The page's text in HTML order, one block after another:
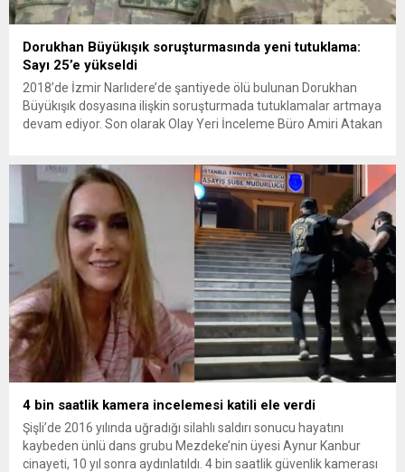
Dorukhan Büyükışık soruşturmasında yeni tutuklama:
Sayı 25’e yükseldi
2018’de İzmir Narlıdere’de şantiyede ölü bulunan Dorukhan
Büyükışık dosyasına ilişkin soruşturmada tutuklamalar artmaya
devam ediyor. Son olarak Olay Yeri İnceleme Büro Amiri Atakan
bulunan Dorukhan Büyükışık’a ilişkin yeniden açılan
soruşturmada tutuklamalar genişliyor. Son olarak dönemin...
4 bin saatlik kamera incelemesi katili ele verdi
Şişli’de 2016 yılında uğradığı silahlı saldırı sonucu hayatını
kaybeden ünlü dans grubu Mezdeke’nin üyesi Aynur Kanbur
cinayeti, 10 yıl sonra aydınlatıldı. 4 bin saatlik güvenlik kamerası